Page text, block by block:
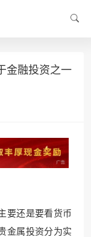
金融投资之一
还是要看货币
金属投资分为实